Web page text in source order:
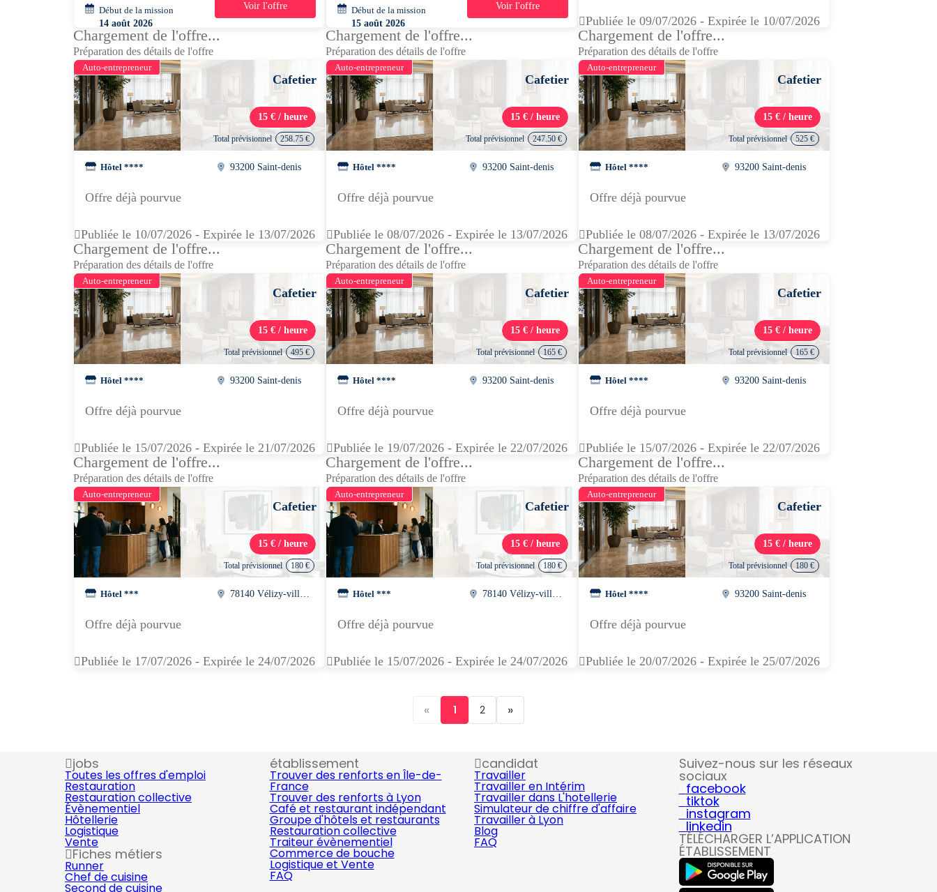
Début de la mission
14 août 2026
07h00 - 13h00
3 jours
Voir l'offre
Début de la mission
15 août 2026
07h00 - 13h00
2 jours
Voir l'offre
Publiée le 09/07/2026 - Expirée le 10/07/2026
Chargement de l'offre...
Préparation des détails de l'offre
Auto-entrepreneur
Cafetier
15 € / heure
Total prévisionnel 258.75 €
Hôtel **** 93200 Saint-denis
Offre déjà pourvue
Publiée le 10/07/2026 - Expirée le 13/07/2026
Chargement de l'offre...
Préparation des détails de l'offre
Auto-entrepreneur
Cafetier
15 € / heure
Total prévisionnel 247.50 €
Hôtel **** 93200 Saint-denis
Offre déjà pourvue
Publiée le 08/07/2026 - Expirée le 13/07/2026
Chargement de l'offre...
Préparation des détails de l'offre
Auto-entrepreneur
Cafetier
15 € / heure
Total prévisionnel 525 €
Hôtel **** 93200 Saint-denis
Offre déjà pourvue
Publiée le 08/07/2026 - Expirée le 13/07/2026
Chargement de l'offre...
Préparation des détails de l'offre
Auto-entrepreneur
Cafetier
15 € / heure
Total prévisionnel 495 €
Hôtel **** 93200 Saint-denis
Offre déjà pourvue
Publiée le 15/07/2026 - Expirée le 21/07/2026
Chargement de l'offre...
Préparation des détails de l'offre
Auto-entrepreneur
Cafetier
15 € / heure
Total prévisionnel 165 €
Hôtel **** 93200 Saint-denis
Offre déjà pourvue
Publiée le 19/07/2026 - Expirée le 22/07/2026
Chargement de l'offre...
Préparation des détails de l'offre
Auto-entrepreneur
Cafetier
15 € / heure
Total prévisionnel 165 €
Hôtel **** 93200 Saint-denis
Offre déjà pourvue
Publiée le 15/07/2026 - Expirée le 22/07/2026
Chargement de l'offre...
Préparation des détails de l'offre
Auto-entrepreneur
Cafetier
15 € / heure
Total prévisionnel 180 €
Hôtel ***
Offre déjà pourvue
Publiée le 17/07/2026 - Expirée le 24/07/2026
Chargement de l'offre...
Préparation des détails de l'offre
Auto-entrepreneur
Cafetier
15 € / heure
Total prévisionnel 180 €
Hôtel ***
Offre déjà pourvue
Publiée le 15/07/2026 - Expirée le 24/07/2026
Chargement de l'offre...
Préparation des détails de l'offre
Auto-entrepreneur
Cafetier
15 € / heure
Total prévisionnel 180 €
Hôtel **** 93200 Saint-denis
Offre déjà pourvue
Publiée le 20/07/2026 - Expirée le 25/07/2026
« 1 2 »
jobs
Toutes les offres d'emploi
Restauration
Restauration collective
Évènementiel
Hôtellerie
Logistique
Vente
Fiches métiers
Runner
Chef de cuisine
Second de cuisine
établissement
Trouver des renforts en Île-de-
France
Trouver des renforts à Lyon
Café et restaurant indépendant
Groupe d'hôtels et restaurants
Restauration collective
Traiteur évènementiel
Commerce de bouche
Logistique et Vente
FAQ
candidat
Travailler
Travailler en Intérim
Travailler dans L'hotellerie
Simulateur de chiffre d'affaire
Travailler à Lyon
Blog
FAQ
Suivez-nous sur les réseaux
sociaux
facebook
tiktok
instagram
linkedin
TÉLÉCHARGER L’APPLICATION
ÉTABLISSEMENT